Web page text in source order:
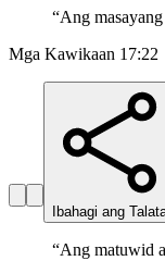
“Ang
Mga Kawikaan 17:22
Ibahagi ang
“Ang matuwid